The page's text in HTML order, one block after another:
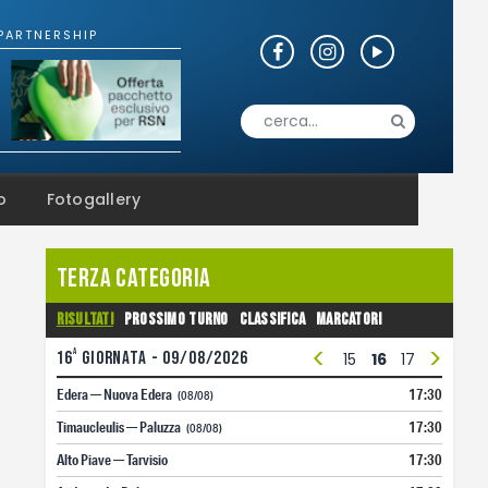
Fotogallery
Terza Categoria
Risultati Prossimo turno Classifica Marcatori
16a giornata - 09/08/2026
5 6 7 8 9 10 11 14 15 16 17 18
< >
Edera — Nuova Edera (08/08)
17:30
Timaucleulis — Paluzza (08/08)
17:30
Alto Piave — Tarvisio
17:30